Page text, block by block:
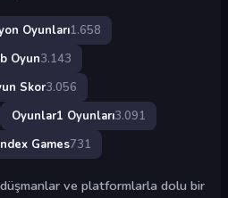
Oyunları1.658
Oyun3.143
Skor3.056
Oyunlar1 Oyunları3.091
Games731
ve platformlarla dolu bir